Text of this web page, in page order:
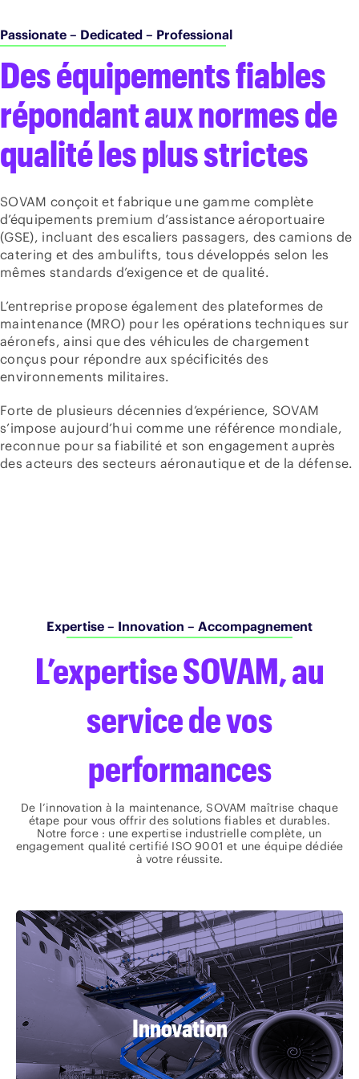
Passionate – Dedicated – Professional
Des équipements fiables
répondant aux normes de
qualité les plus strictes
SOVAM conçoit et fabrique une gamme complète
d’équipements premium d’assistance aéroportuaire
(GSE), incluant des escaliers passagers, des camions de
catering et des ambulifts, tous développés selon les
mêmes standards d’exigence et de qualité.
L’entreprise propose également des plateformes de
maintenance (MRO) pour les opérations techniques sur
aéronefs, ainsi que des véhicules de chargement
conçus pour répondre aux spécificités des
environnements militaires.
Forte de plusieurs décennies d’expérience, SOVAM
s’impose aujourd’hui comme une référence mondiale,
reconnue pour sa fiabilité et son engagement auprès
des acteurs des secteurs aéronautique et de la défense.
Expertise – Innovation – Accompagnement
L’expertise SOVAM, au
service de vos
performances
De l’innovation à la maintenance, SOVAM maîtrise chaque
étape pour vous offrir des solutions fiables et durables.
Notre force : une expertise industrielle complète, un
engagement qualité certifié ISO 9001 et une équipe dédiée
à votre réussite.
Innovation
Imaginer les équipements du futur pour
gagner en compétitivité et en
différenciation.